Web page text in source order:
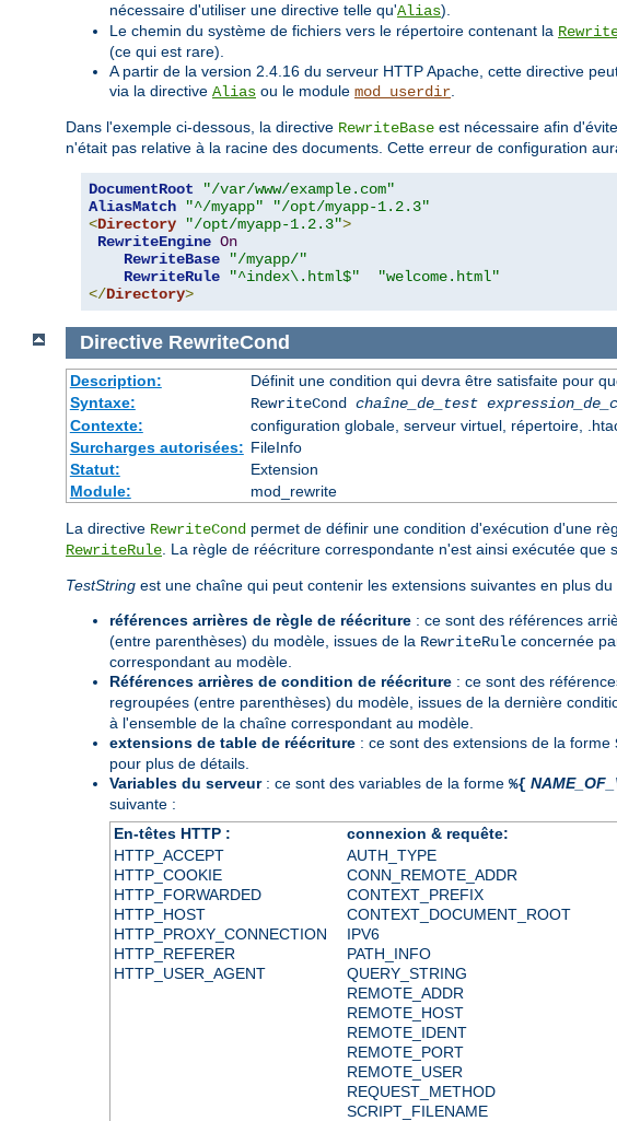
nécessaire d'utiliser une directive telle qu'Alias).
Le chemin du système de fichiers vers le répertoire contenant la
(ce qui est rare).
A partir de la version 2.4.16 du serveur HTTP Apache, cette directive
via la directive Alias ou le module mod_userdir.
Dans l'exemple ci-dessous, la directive RewriteBase est nécessaire afin
n'était pas relative à la racine des documents. Cette erreur de configuration
DocumentRoot
"/var/www/example.com"
AliasMatch
"^/myapp"
"/opt/myapp-1.2.3"
<Directory "/opt/myapp-1.2.3">
RewriteEngine On
RewriteBase
"/myapp/"
RewriteRule
"^index\.html$"
"welcome.html"
</Directory>
Directive RewriteCond
Description:
Définit une condition qui devra être satisfaite pour
Syntaxe:
RewriteCond chaîne_de_test
Contexte:
configuration globale, serveur virtuel, répertoire,
Surcharges autorisées: FileInfo
Statut:
Extension
Module:
mod_rewrite
La directive RewriteCond permet de définir une condition d'exécution d'une
RewriteRule . La règle de réécriture correspondante n'est ainsi exécutée que
TestString est une chaîne qui peut contenir les extensions suivantes en plus du
références arrières de règle de réécriture : ce sont des références
(entre parenthèses) du modèle, issues de la RewriteRule concernée
correspondant au modèle.
Références arrières de condition de réécriture : ce sont des
regroupées (entre parenthèses) du modèle, issues de la dernière
à l'ensemble de la chaîne correspondant au modèle.
extensions de table de réécriture : ce sont des extensions de la forme
pour plus de détails.
Variables du serveur: ce sont des variables de la forme %{
suivante :
En-têtes HTTP :
connexion & requête:
HTTP_ACCEPT
HTTP_COOKIE
HTTP_FORWARDED
HTTP_HOST
HTTP_PROXY_CONNECTION
HTTP_REFERER
HTTP_USER_AGENT
AUTH_TYPE
CONN_REMOTE_ADDR
CONTEXT_PREFIX
CONTEXT_DOCUMENT_ROOT
IPV6
PATH_INFO
QUERY_STRING
REMOTE_ADDR
REMOTE_HOST
REMOTE_IDENT
REMOTE_PORT
REMOTE_USER
REQUEST_METHOD
SCRIPT_FILENAME